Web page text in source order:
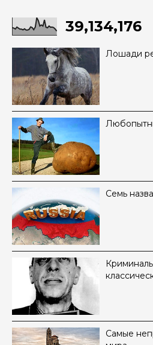
39,134,176
Лошади
Семь
Самые